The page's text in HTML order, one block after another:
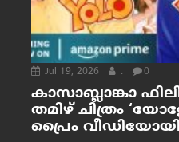
Jul 19, 2026 . 0
കാസാബ്ലാങ്കാ
തമിഴ് ചിത്രം
പ്രൈം